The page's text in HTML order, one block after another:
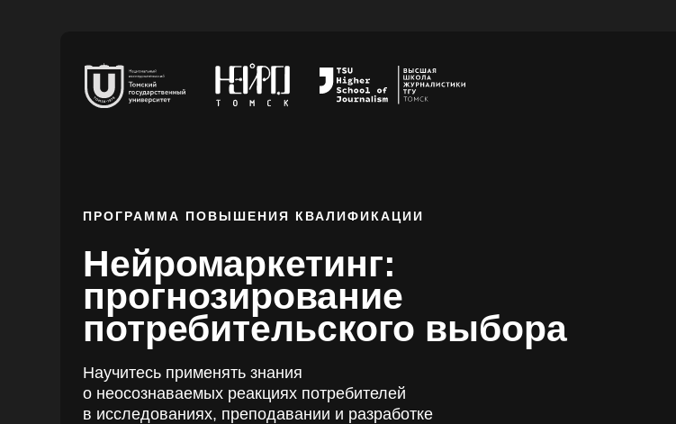
Нейромаркетинг:
прогнозирование
потребительского выбора
Научитесь применять знания
о неосознаваемых реакциях потребителей
в исследованиях, преподавании и разработке
ПРОГРАММА ПОВЫШЕНИЯ КВАЛИФИКАЦИИ